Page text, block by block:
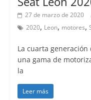
27 de marzo de 2020
2020, Leon, motores,
La cuarta generación
una gama de
la
Leer más